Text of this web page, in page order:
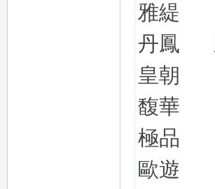
雅緹
丹鳳
皇朝
馥華
極品
歐遊